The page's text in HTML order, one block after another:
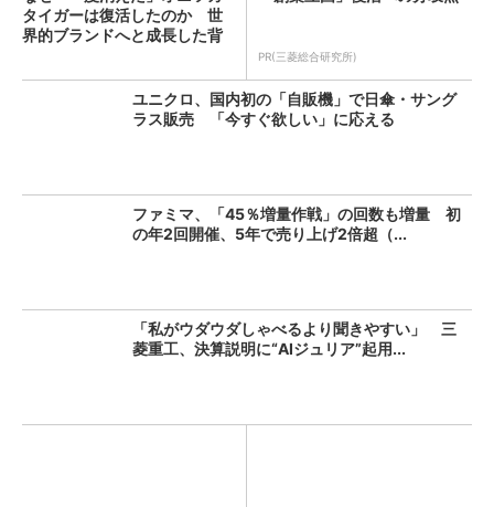
タイガーは復活したのか 世
界的ブランドへと成長した背
PR(三菱総合研究所)
ユニクロ、国内初の「自販機」で日傘・サング
ラス販売 「今すぐ欲しい」に応える
ファミマ、「45％増量作戦」の回数も増量 初
の年2回開催、5年で売り上げ2倍超（...
「私がウダウダしゃべるより聞きやすい」 三
菱重工、決算説明に“AIジュリア”起用...